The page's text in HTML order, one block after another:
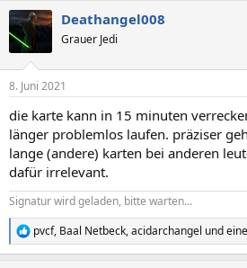
k
t
e
:
Deathangel008
Grauer Jedi
8. Juni 2021
die karte kann in 15 minuten
länger problemlos laufen. präziser
lange (andere) karten bei anderen
dafür irrelevant.
Signatur wird geladen, bitte warten...
R
e
pvcf, Baal Netbeck,acidarchangel und